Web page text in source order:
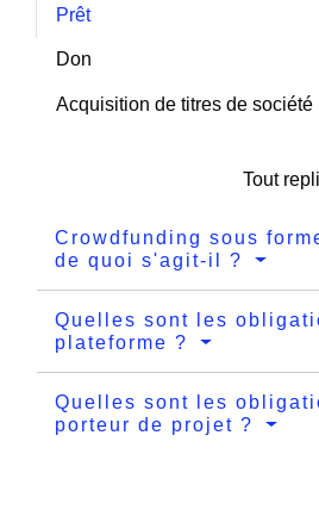
Prêt
Don
Acquisition de titres de société
Tout
Crowdfunding sous
de quoi s'agit-il ?
Quelles sont les
plateforme ?
Quelles sont les
porteur de projet ?